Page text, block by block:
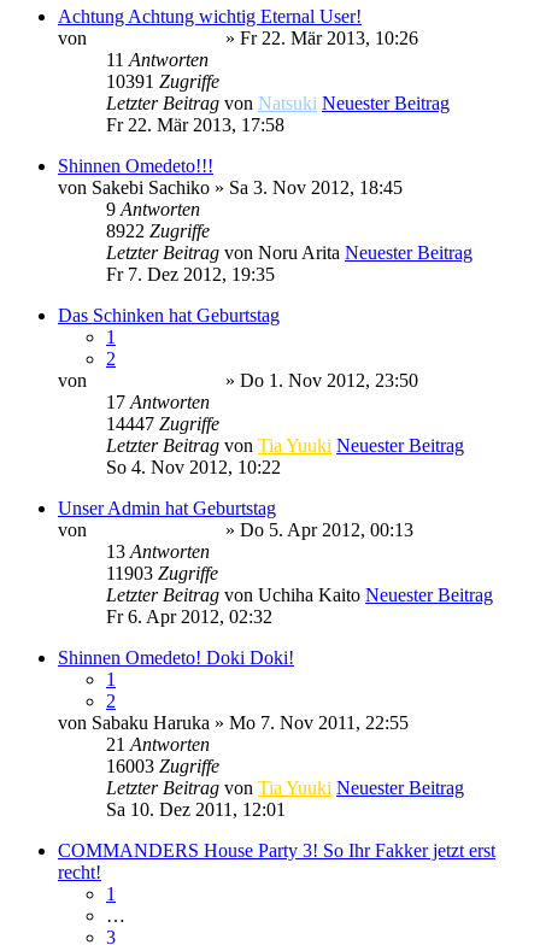
Achtung Achtung wichtig Eternal User!
von
» Fr 22. Mär 2013, 10:26
11 Antworten
10391 Zugriffe
Letzter Beitrag von Natsuki Neuester Beitrag
Fr 22. Mär 2013, 17:58
Shinnen Omedeto!!!
von Sakebi Sachiko » Sa 3. Nov 2012, 18:45
9 Antworten
8922 Zugriffe
Letzter Beitrag von Noru Arita Neuester Beitrag
Fr 7. Dez 2012, 19:35
Das Schinken hat Geburtstag
1
2
von
» Do 1. Nov 2012, 23:50
17 Antworten
14447 Zugriffe
Letzter Beitrag von Tia Yuuki Neuester Beitrag
So 4. Nov 2012, 10:22
Unser Admin hat Geburtstag
von
» Do 5. Apr 2012, 00:13
13 Antworten
11903 Zugriffe
Letzter Beitrag von Uchiha Kaito Neuester Beitrag
Fr 6. Apr 2012, 02:32
Shinnen Omedeto! Doki Doki!
1
2
von Sabaku Haruka » Mo 7. Nov 2011, 22:55
21 Antworten
16003 Zugriffe
Letzter Beitrag von Tia Yuuki Neuester Beitrag
Sa 10. Dez 2011, 12:01
COMMANDERS House Party 3! So Ihr Fakker jetzt erst
recht!
1
…
3